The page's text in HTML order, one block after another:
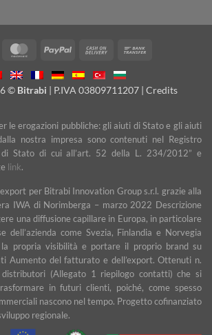
Visa MasterCardPayPal
Cash
Delivery
© Bitrabi | P.IVA 03809711207 | Credits
le erogazioni pubbliche: gli aiuti di Stato e gli aiuti
nostra impresa sono contenuti nel Registro
di Stato di cui all’art. 52 della L. 234/2012” e
link.
per Bitrabi Innovation Group s.r.l. grazie alla
IWA di Norimberga – marzo 2022 Descrizione
una diffusione capillare in Europa, in particolare
dell’azienda come Svezia, Finlandia e Norvegia
propria visibilità e portare il proprio brand su
Aumento del fatturato e dell’export. Ottenuti n.
(Allegato 1 riepilogo contatti) che si
in futuri clienti, poiché, come spesso
nascono nel tempo. Progetto cofinanziato
regionale.